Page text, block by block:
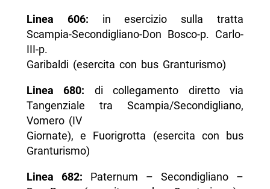
Linea 606: in esercizio sulla tratta
Scampia-Secondigliano-Don Bosco-p. Carlo-
III-p.
Garibaldi (esercita con bus Granturismo)
Linea 680: di collegamento diretto via
Tangenziale tra Scampia/Secondigliano,
Vomero (IV
Giornate), e Fuorigrotta (esercita con bus
Granturismo)
Linea 682: Paternum – Secondigliano –